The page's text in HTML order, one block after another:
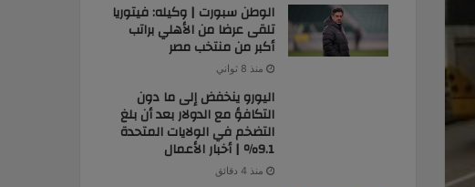
الوطن سبورت | وكيله: فيتوريا
تلقى عرضا من الأهلي براتب
أكبر من منتخب مصر
منذ 8 ثواني
اليورو ينخفض ​​إلى ما دون
التكافؤ مع الدولار بعد أن بلغ
التضخم في الولايات المتحدة
9.1٪ | أخبار الأعمال
منذ 4 دقائق